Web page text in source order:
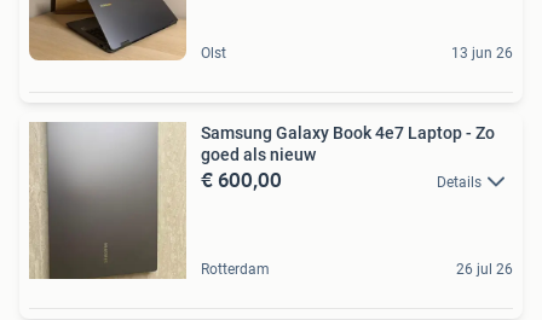
Olst 13 jun 26
Samsung Galaxy Book 4e7 Laptop - Zo
goed als nieuw
€ 600,00 Details
Rotterdam 26 jul 26